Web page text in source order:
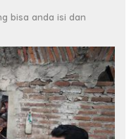
bisa anda isi dan